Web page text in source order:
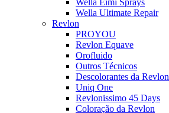
Wella Eimi Sprays
Wella Ultimate Repair
Revlon
PROYOU
Revlon Equave
Orofluido
Outros Técnicos
Descolorantes da Revlon
Uniq One
Revlonissimo 45 Days
Coloração da Revlon